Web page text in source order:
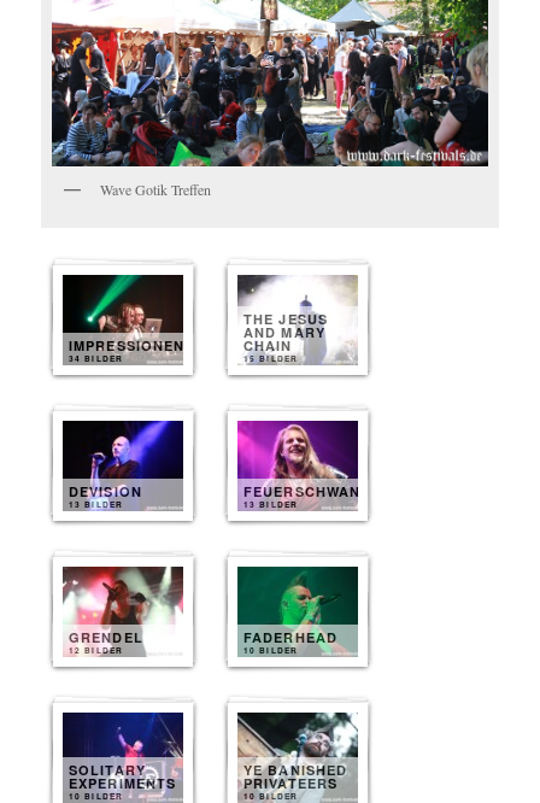
Wave Gotik Treffen
IMPRESSIONEN
34 BILDER
THE JESUS
AND MARY
CHAIN
15 BILDER
DEVISION
13 BILDER
FEUERSCHWANZ
13 BILDER
GRENDEL
12 BILDER
FADERHEAD
10 BILDER
SOLITARY
EXPERIMENTS
10 BILDER
YE BANISHED
PRIVATEERS
10 BILDER